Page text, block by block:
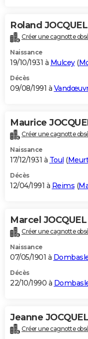
Roland JOCQUEL
Créer une cagnotte
Naissance
19/10/1931 à Mulcey(
Décès
09/08/1991 à
Maurice
Créer une cagnotte
Naissance
17/12/1931 à Toul (
Décès
12/04/1991 à Reims (
Marcel JOCQUEL
Créer une cagnotte
Naissance
07/05/1901 à
Décès
22/10/1990 à
Jeanne JOCQUEL
Créer une cagnotte